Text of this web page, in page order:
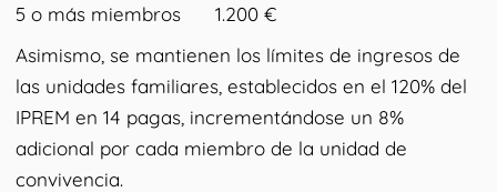
5 o más miembros
1.200 €
Asimismo, se mantienen los límites de ingresos de
las unidades familiares, establecidos en el 120% del
IPREM en 14 pagas, incrementándose un 8%
adicional por cada miembro de la unidad de
convivencia.